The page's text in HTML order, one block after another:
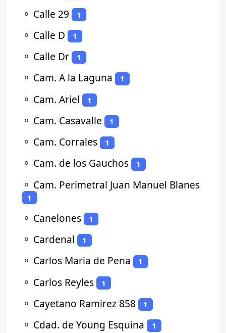
⚬ Calle 29 1
⚬ Calle D 1
⚬ Calle Dr 1
⚬ Cam. A la Laguna 1
⚬ Cam. Ariel 1
⚬ Cam. Casavalle 1
⚬ Cam. Corrales 1
⚬ Cam. de los Gauchos 1
⚬ Cam. Perimetral Juan Manuel Blanes
1
⚬ Canelones 1
⚬ Cardenal 1
⚬ Carlos Maria de Pena 1
⚬ Carlos Reyles 1
⚬ Cayetano Ramirez 858 1
⚬ Cdad. de Young Esquina 1